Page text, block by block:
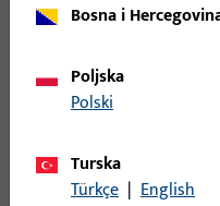
Bosna i
Poljska
Polski
Turska
Türkçe | English